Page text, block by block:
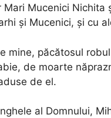
Mucenici Nichita
şi Mucenici, şi cu
mine, păcătosul
de moarte
de el.
al Domnului,